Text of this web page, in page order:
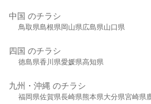
中国 のチラシ
鳥取県島根県岡山県広島県山口県
四国 のチラシ
徳島県香川県愛媛県高知県
九州・沖縄 のチラシ
福岡県佐賀県長崎県熊本県大分県宮崎県